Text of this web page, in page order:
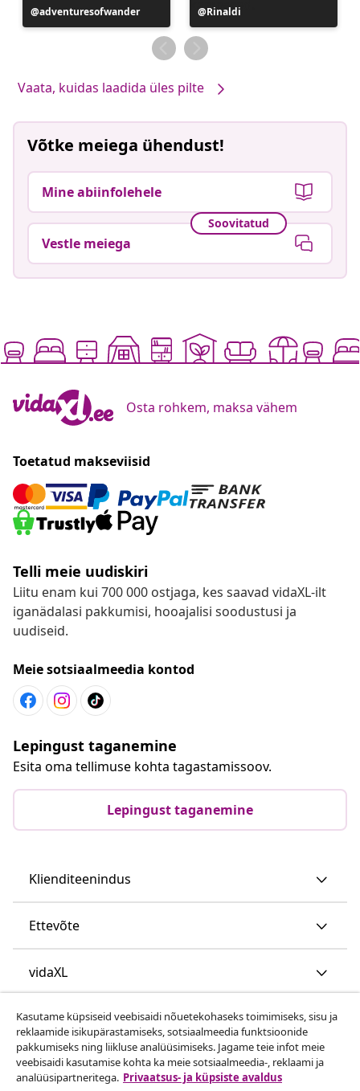
Postitus
avaldatud
adventuresofwander
Postitus
avaldatud
Rinaldi
Vaata, kuidas laadida üles pilte
Võtke meiega ühendust!
Mine abiinfolehele
Soovitatud
Vestle meiega
Osta rohkem, maksa vähem
Toetatud makseviisid
Telli meie uudiskiri
Liitu enam kui 700 000 ostjaga, kes saavad vidaXL-ilt
iganädalasi pakkumisi, hooajalisi soodustusi ja
uudiseid.
Meie sotsiaalmeedia kontod
Lepingust taganemine
Esita oma tellimuse kohta tagastamissoov.
Lepingust taganemine
Klienditeenindus
Ettevõte
vidaXL
Vaata rohkem
Kasutame küpsiseid veebisaidi nõuetekohaseks toimimiseks, sisu ja
reklaamide isikupärastamiseks, sotsiaalmeedia funktsioonide
pakkumiseks ning liikluse analüüsimiseks. Jagame teie infot meie
veebisaidi kasutamise kohta ka meie sotsiaalmeedia-, reklaami ja
analüüsipartneritega. Privaatsus- ja küpsiste avaldus